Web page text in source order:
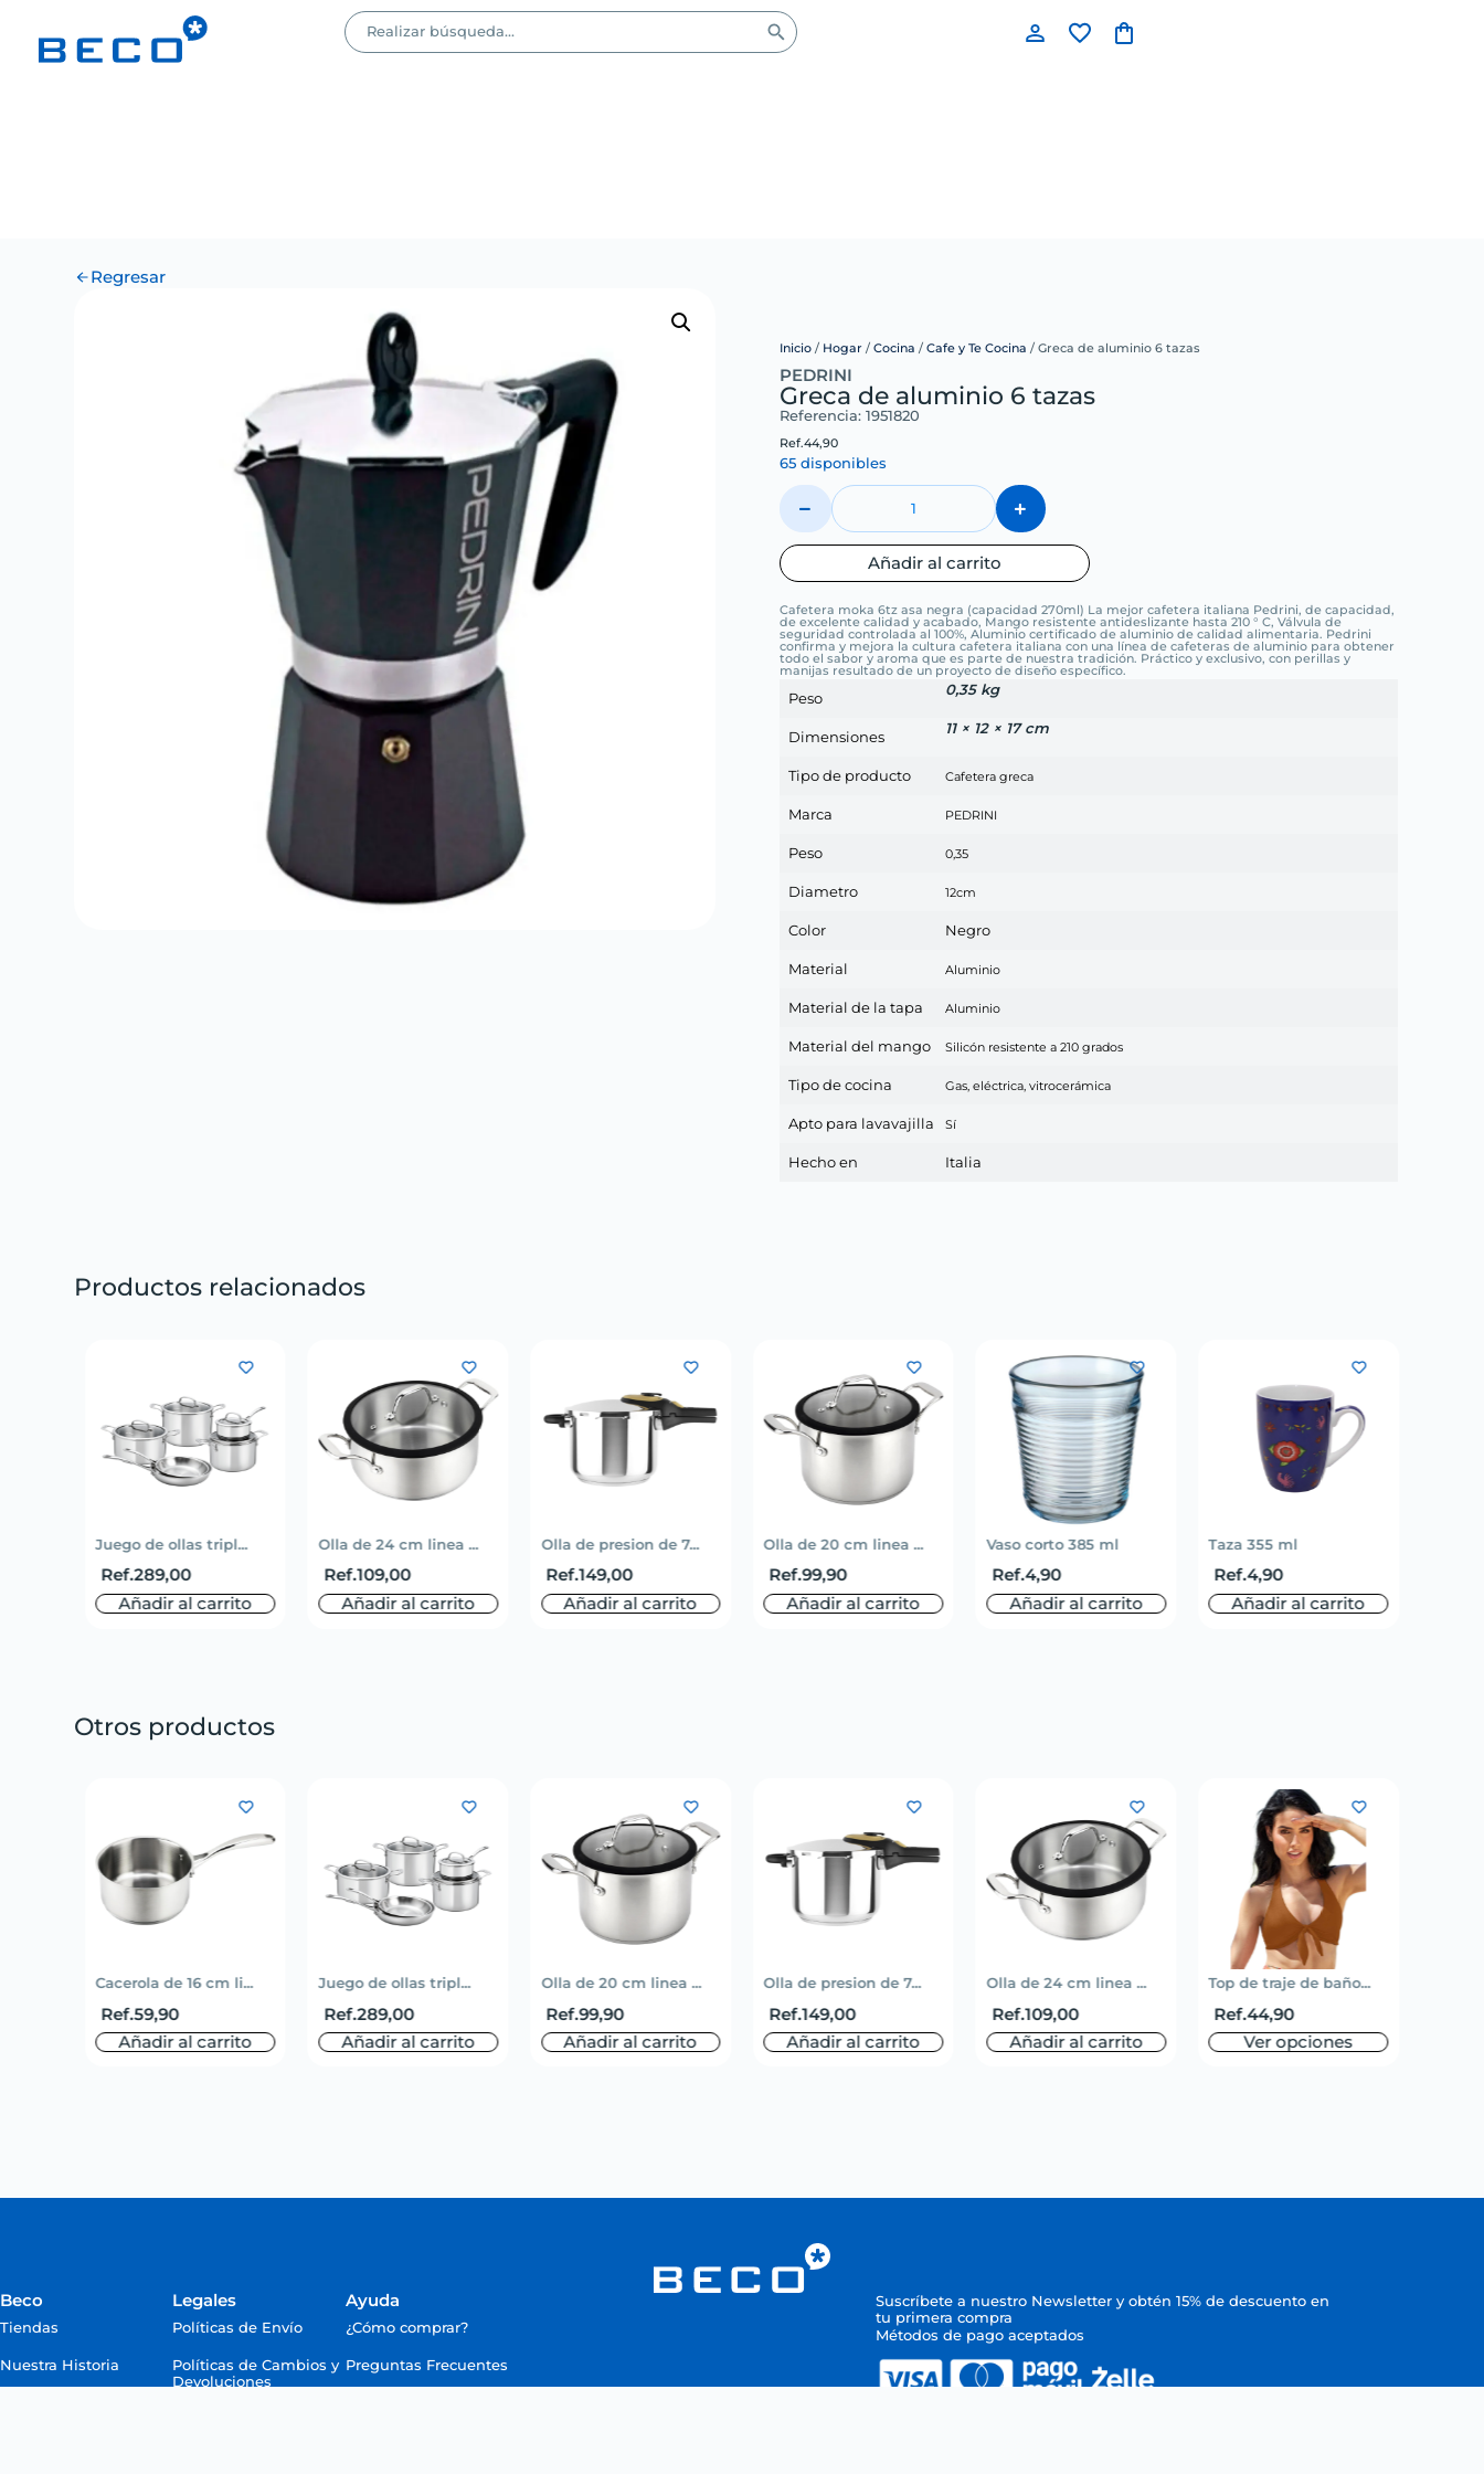
Regresar
Inicio / Hogar /Cocina /Cafe y Te Cocina / Greca de aluminio 6 tazas
PEDRINI
Greca de aluminio 6 tazas
Referencia: 1951820
Ref.44,90
65 disponibles
Añadir al carrito
Cafetera moka 6tz asa negra (capacidad 270ml) La mejor cafetera italiana Pedrini, de capacidad,
de excelente calidad y acabado, Mango resistente antideslizante hasta 210 ° C, Válvula de
seguridad controlada al 100%, Aluminio certificado de aluminio de calidad alimentaria. Pedrini
confirma y mejora la cultura cafetera italiana con una línea de cafeteras de aluminio para obtener
todo el sabor y aroma que es parte de nuestra tradición. Práctico y exclusivo, con perillas y
manijas resultado de un proyecto de diseño específico.
Peso 0,35 kg
Dimensiones 11 × 12 × 17 cm
Tipo de producto Cafetera greca
Marca PEDRINI
Peso 0,35
Diametro 12cm
Color Negro
Material Aluminio
Material de la tapa Aluminio
Material del mango Silicón resistente a 210 grados
Tipo de cocina Gas, eléctrica, vitrocerámica
Apto para lavavajilla Sí
Hecho en Italia
Productos relacionados
Juego de ollas tripl...
Ref.289,00
Añadir al carrito
Olla de 24 cm linea ...
Ref.109,00
Añadir al carrito
Olla de presion de 7...
Ref.149,00
Añadir al carrito
Olla de 20 cm linea ...
Ref.99,90
Añadir al carrito
Vaso corto 385 ml
Ref.4,90
Añadir al carrito
Taza 355 ml
Ref.4,90
Añadir al carrito
Otros productos
Cacerola de 16 cm li...
Ref.59,90
Añadir al carrito
Juego de ollas tripl...
Ref.289,00
Añadir al carrito
Olla de 20 cm linea ...
Ref.99,90
Añadir al carrito
Olla de presion de 7...
Ref.149,00
Añadir al carrito
Olla de 24 cm linea ...
Ref.109,00
Añadir al carrito
Top de traje de baño...
Ref.44,90
Ver opciones
Beco
Tiendas
Nuestra Historia
Legales
Políticas de Envío
Políticas de Cambios y
Devoluciones
Ayuda
¿Cómo comprar?
Preguntas Frecuentes
Suscríbete a nuestro Newsletter y obtén 15% de descuento en
tu primera compra
Métodos de pago aceptados